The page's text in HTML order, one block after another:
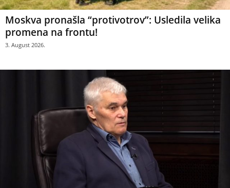
Moskva pronašla “protivotrov”: Usledila velika
promena na frontu!
3. August 2026.